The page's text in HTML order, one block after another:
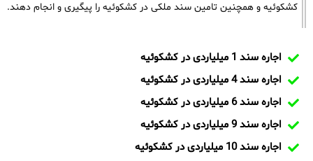
کشکوئیه و همچنین تامین سند ملکی در کشکوئیه را پیگیری و انجام دهند.
اجاره سند 1 میلیاردی در کشکوئیه
اجاره سند 4 میلیاردی در کشکوئیه
اجاره سند 6 میلیاردی در کشکوئیه
اجاره سند 9 میلیاردی در کشکوئیه
اجاره سند 10 میلیاردی در کشکوئیه